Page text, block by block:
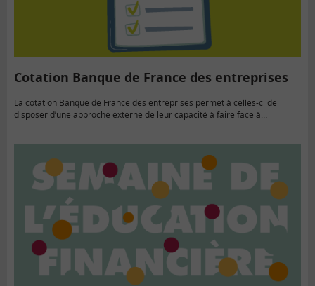
Cotation Banque de France des entreprises
La cotation Banque de France des entreprises permet à celles-ci de
disposer d’une approche externe de leur capacité à faire face à